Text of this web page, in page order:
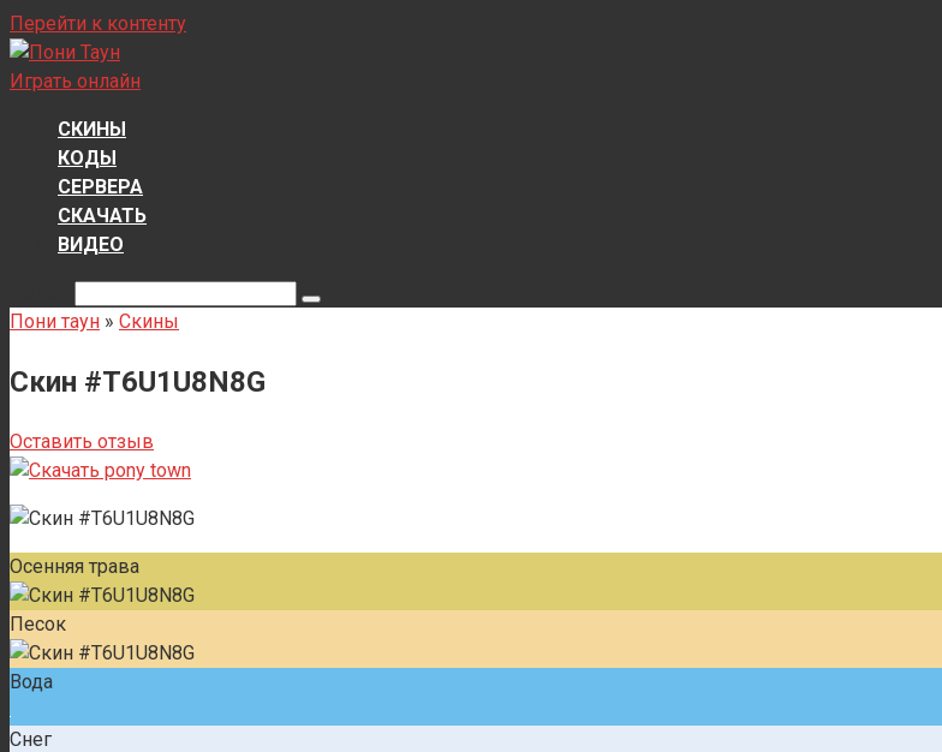
Перейти к контенту
Играть онлайн
СКИНЫ
КОДЫ
СЕРВЕРА
СКАЧАТЬ
ВИДЕО
Пони таун » Скины
Скин #T6U1U8N8G
Оставить отзыв
Осенняя трава
Песок
Вода
Снег